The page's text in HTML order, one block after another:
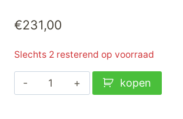
€231,00
Slechts 2 resterend op voorraad
Big
Green
kopen